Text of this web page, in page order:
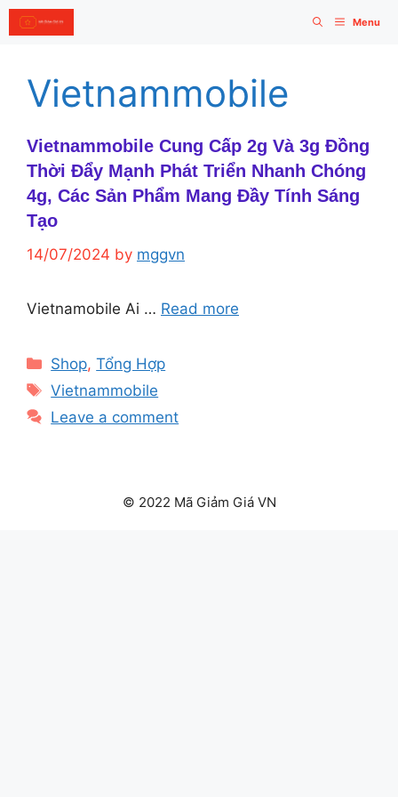
Skip
to
Menu
Vietnammobile
Vietnammobile Cung Cấp 2g Và 3g Đồng
Thời Đẩy Mạnh Phát Triển Nhanh Chóng
4g, Các Sản Phẩm Mang Đầy Tính Sáng
Tạo
14/07/2024 by mggvn
Vietnamobile Ai … Read more
Categories
Shop,Tổng Hợp
Tags
Vietnammobile
Leave a comment
© 2022 Mã Giảm Giá VN